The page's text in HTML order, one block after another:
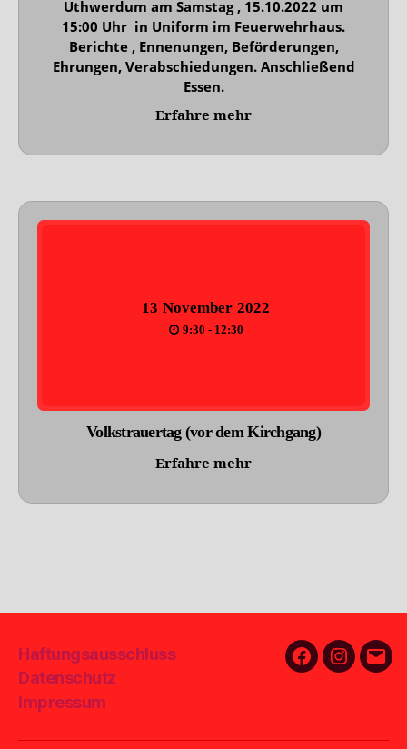
Uthwerdum am Samstag , 15.10.2022 um
15:00 Uhr in Uniform im Feuerwehrhaus.
Berichte , Ennenungen, Beförderungen,
Ehrungen, Verabschiedungen. Anschließend
Essen.
Erfahre mehr
13 November 2022
9:30 - 12:30
Volkstrauertag (vor dem Kirchgang)
Erfahre mehr
Haftungsausschluss
Datenschutz
Impressum
FacebookE-